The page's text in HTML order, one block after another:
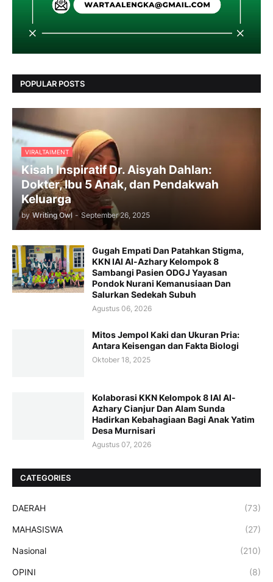
POPULAR POSTS
VIRALTAIMENT
Kisah Inspiratif Dr. Aisyah Dahlan:
Dokter, Ibu 5 Anak, dan Pendakwah
Keluarga
by Writing Owl - September 26, 2025
Gugah Empati Dan Patahkan Stigma,
KKN IAI Al-Azhary Kelompok 8
Sambangi Pasien ODGJ Yayasan
Pondok Nurani Kemanusiaan Dan
Salurkan Sedekah Subuh
Agustus 06, 2026
Mitos Jempol Kaki dan Ukuran Pria:
Antara Keisengan dan Fakta Biologi
Oktober 18, 2025
Kolaborasi KKN Kelompok 8 IAI Al-
Azhary Cianjur Dan Alam Sunda
Hadirkan Kebahagiaan Bagi Anak Yatim
Desa Murnisari
Agustus 07, 2026
CATEGORIES
DAERAH (73)
MAHASISWA (27)
Nasional (210)
OPINI (8)